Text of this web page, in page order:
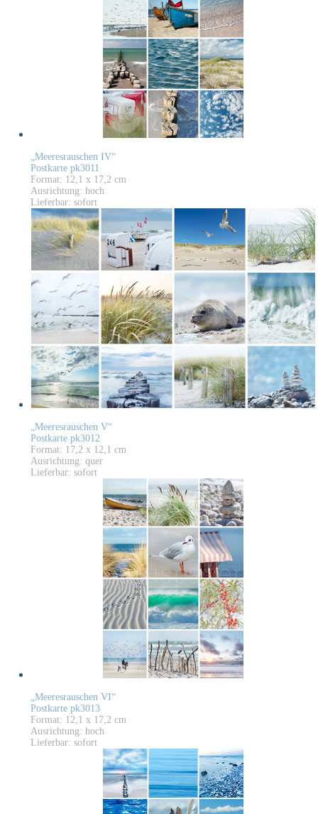
„Meeresrauschen IV“
Postkarte pk3011
Format: 12,1 x 17,2 cm
Ausrichtung: hoch
Lieferbar: sofort
„Meeresrauschen V“
Postkarte pk3012
Format: 17,2 x 12,1 cm
Ausrichtung: quer
Lieferbar: sofort
„Meeresrauschen VI“
Postkarte pk3013
Format: 12,1 x 17,2 cm
Ausrichtung: hoch
Lieferbar: sofort